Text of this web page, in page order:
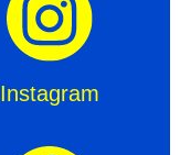
Instagram